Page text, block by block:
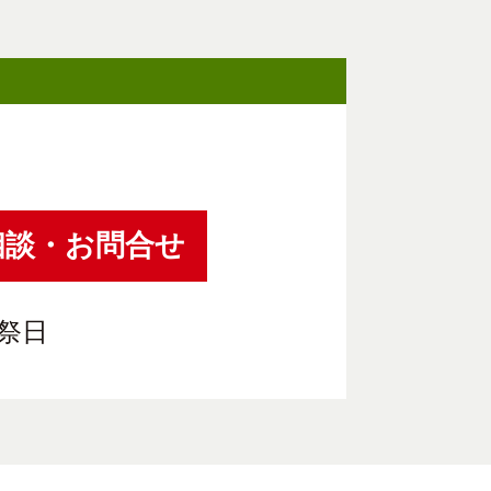
・お問合せ
日